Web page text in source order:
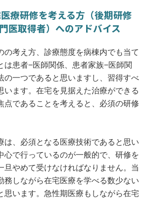
療研修を考える方（後期研修
医取得者）へのアドバイス
考え方、診療態度を病棟内でも当て
は患者−医師関係、患者家族−医師関
の一つであると思いますし、習得すべ
います。在宅を見据えた治療ができる
点であることを考えると、必須の研修
、必須となる医療技術であると思い
心で行っているのが一般的で、研修を
旦やめて受けなければなりません。当
務しながら在宅医療を学べる数少ない
思います。急性期医療もしながら在宅